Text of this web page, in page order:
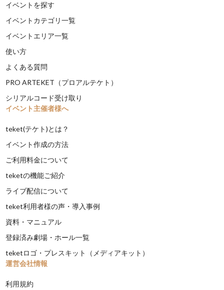
イベントを探す
イベントカテゴリ一覧
イベントエリア一覧
使い方
よくある質問
PRO ARTEKET（プロアルテケト）
シリアルコード受け取り
イベント主催者様へ
teket(テケト)とは？
イベント作成の方法
ご利用料金について
teketの機能ご紹介
ライブ配信について
teket利用者様の声・導入事例
資料・マニュアル
登録済み劇場・ホール一覧
teketロゴ・プレスキット（メディアキット）
運営会社情報
利用規約